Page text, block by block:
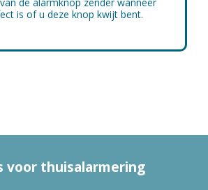
is of u deze knop kwijt bent.
voor thuisalarmering